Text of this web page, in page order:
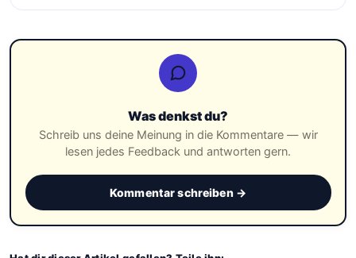
Was denkst du?
Schreib uns deine Meinung in die Kommentare — wir
lesen jedes Feedback und antworten gern.
Kommentar schreiben →